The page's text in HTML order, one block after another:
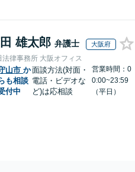
雄太郎 弁護士 大阪府
法律事務所 大阪オフィス
山市 か
も相談
付中
面談方法(対面・
電話・ビデオな
ど)は応相談
営業時間：0
0:00~23:59
（平日）